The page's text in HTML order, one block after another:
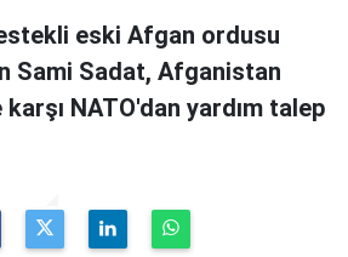
eski Afgan ordusu
Sami Sadat, Afganistan
NATO'dan yardım talep